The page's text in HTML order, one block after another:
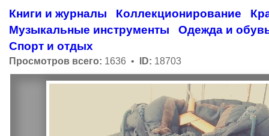
Книги и журналы Коллекционирование
Музыкальные инструменты
Одежда и
Спорт и отдых
Просмотров всего: 1636 • ID: 18703